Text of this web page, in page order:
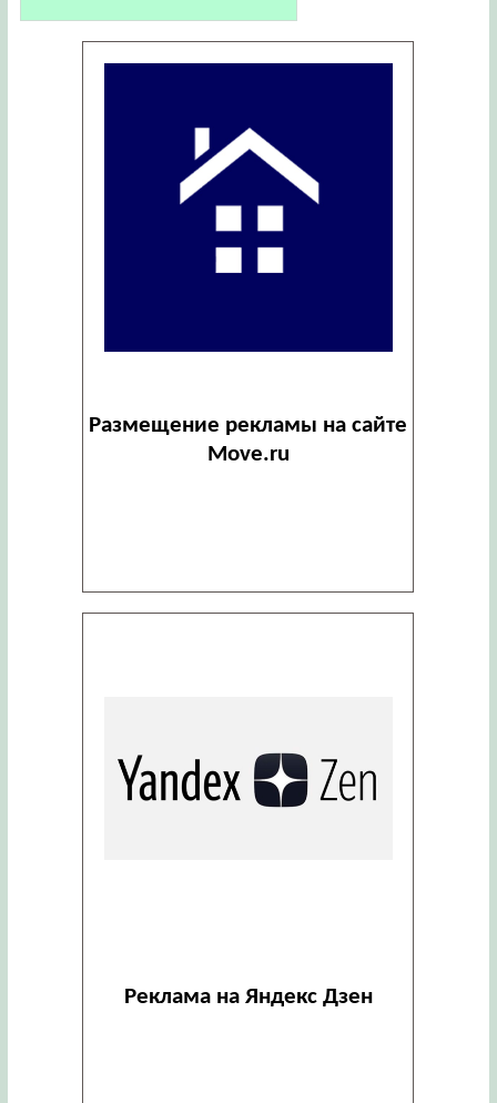
Размещение рекламы на сайте
Move.ru
Реклама на Яндекс Дзен